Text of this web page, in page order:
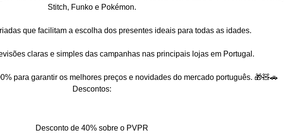
Stitch, Funko e Pokémon.
que facilitam a escolha dos presentes ideais para todas as idades.
claras e simples das campanhas nas principais lojas em Portugal.
para garantir os melhores preços e novidades do mercado português. 🎁🧸🚗
Descontos:
Desconto de 40% sobre o PVPR